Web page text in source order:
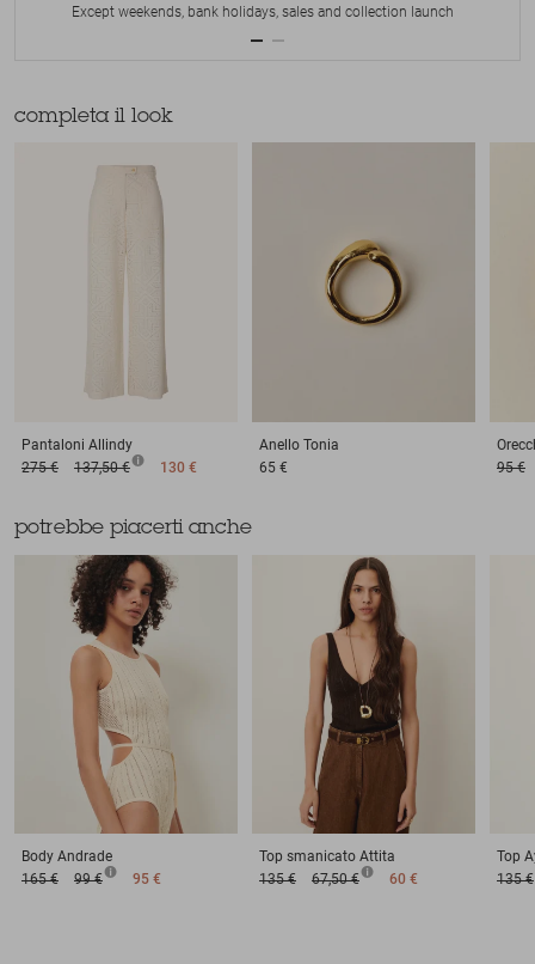
Except weekends, bank holidays, sales and collection launch
completa il look
Pantaloni Allindy
275 €
137,50 € 130 €
Anello Tonia
65 €
95 €
potrebbe piacerti anche
Body Andrade
165 €
99 € 95 €
Top smanicato Attita
135 €
67,50 € 60 €
Top
135 €